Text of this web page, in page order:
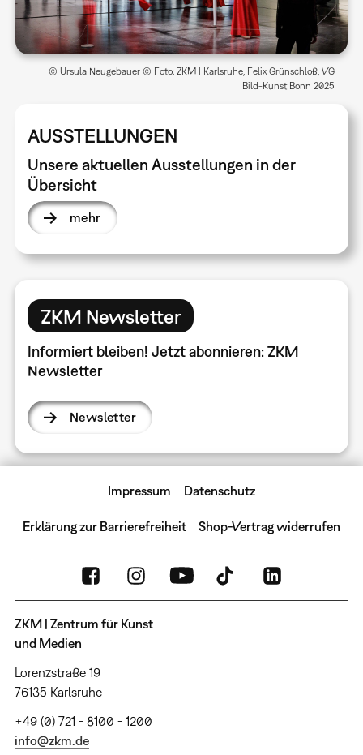
AUSSTELLUNGEN
Unsere aktuellen Ausstellungen in der
Übersicht
mehr
© Ursula Neugebauer © Foto: ZKM | Karlsruhe, Felix Grünschloß, VG
Bild-Kunst Bonn 2025
ZKM Newsletter
Informiert bleiben! Jetzt abonnieren: ZKM
Newsletter
Newsletter
Impressum Datenschutz
Erklärung zur Barrierefreiheit Shop-Vertrag widerrufen
ZKM | Zentrum für Kunst
und Medien
Lorenzstraße 19
76135 Karlsruhe
+49 (0) 721 - 8100 - 1200
info@zkm.de